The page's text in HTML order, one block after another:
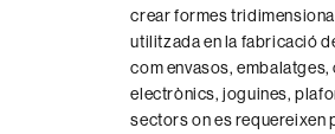
crear formes
utilitzada en la fabricació
com envasos,
electrònics, joguines,
sectors on es requereixen